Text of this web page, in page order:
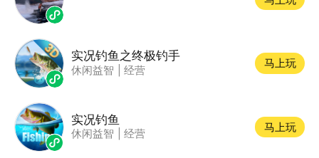
实况钓鱼之终极钓手
休闲益智 经营
马上玩
实况钓鱼
休闲益智 经营
马上玩